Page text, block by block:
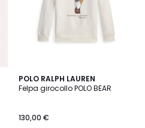
POLO RALPH LAUREN
Felpa girocollo POLO BEAR
130,00 €
3
/